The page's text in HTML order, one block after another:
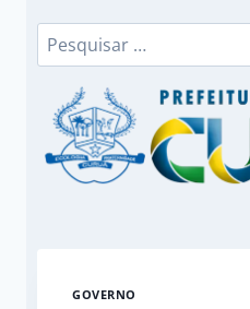
Pesquisar
por:
GOVERNO